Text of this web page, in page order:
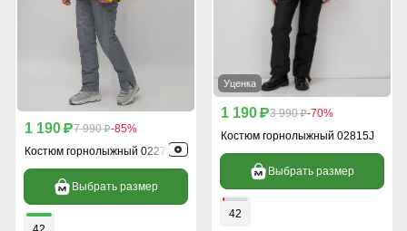
1 190 p7 990 p-85%
Костюм горнолыжный 02272-2J
Выбрать размер
Уценка
1 190 p3 990 p-70%
Костюм горнолыжный 02815J
Выбрать размер
42